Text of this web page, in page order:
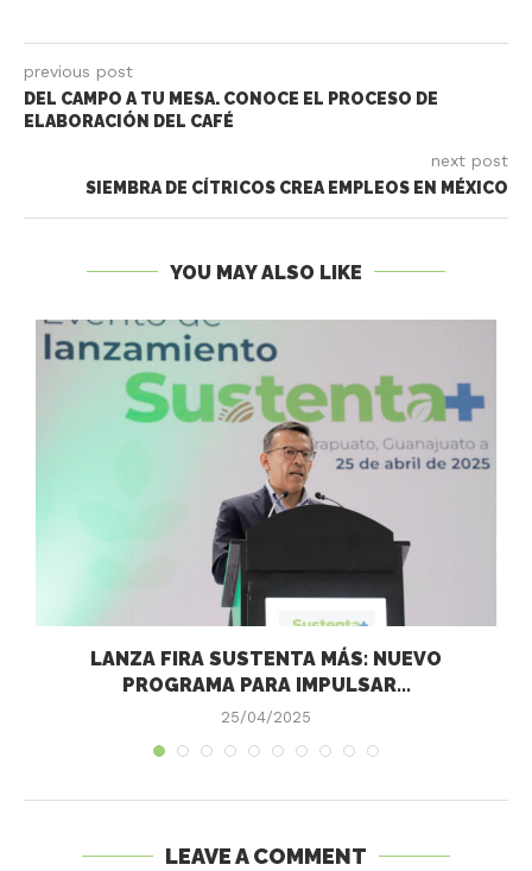
previous post
DEL CAMPO A TU MESA. CONOCE EL PROCESO DE
ELABORACIÓN DEL CAFÉ
next post
SIEMBRA DE CÍTRICOS CREA EMPLEOS EN MÉXICO
YOU MAY ALSO LIKE
LANZA FIRA SUSTENTA MÁS: NUEVO
PROGRAMA PARA IMPULSAR...
25/04/2025
LEAVE A COMMENT